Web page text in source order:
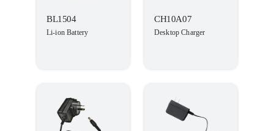
BL1504
Li-ion Battery
CH10A07
Desktop Charger